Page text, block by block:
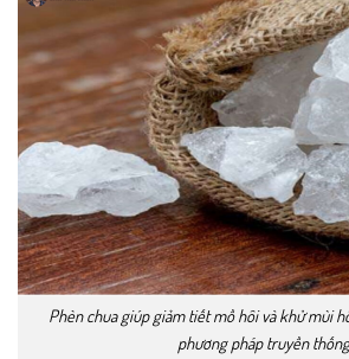
Phèn chua giúp giảm tiết mồ hôi và khử mùi
phương pháp truyền